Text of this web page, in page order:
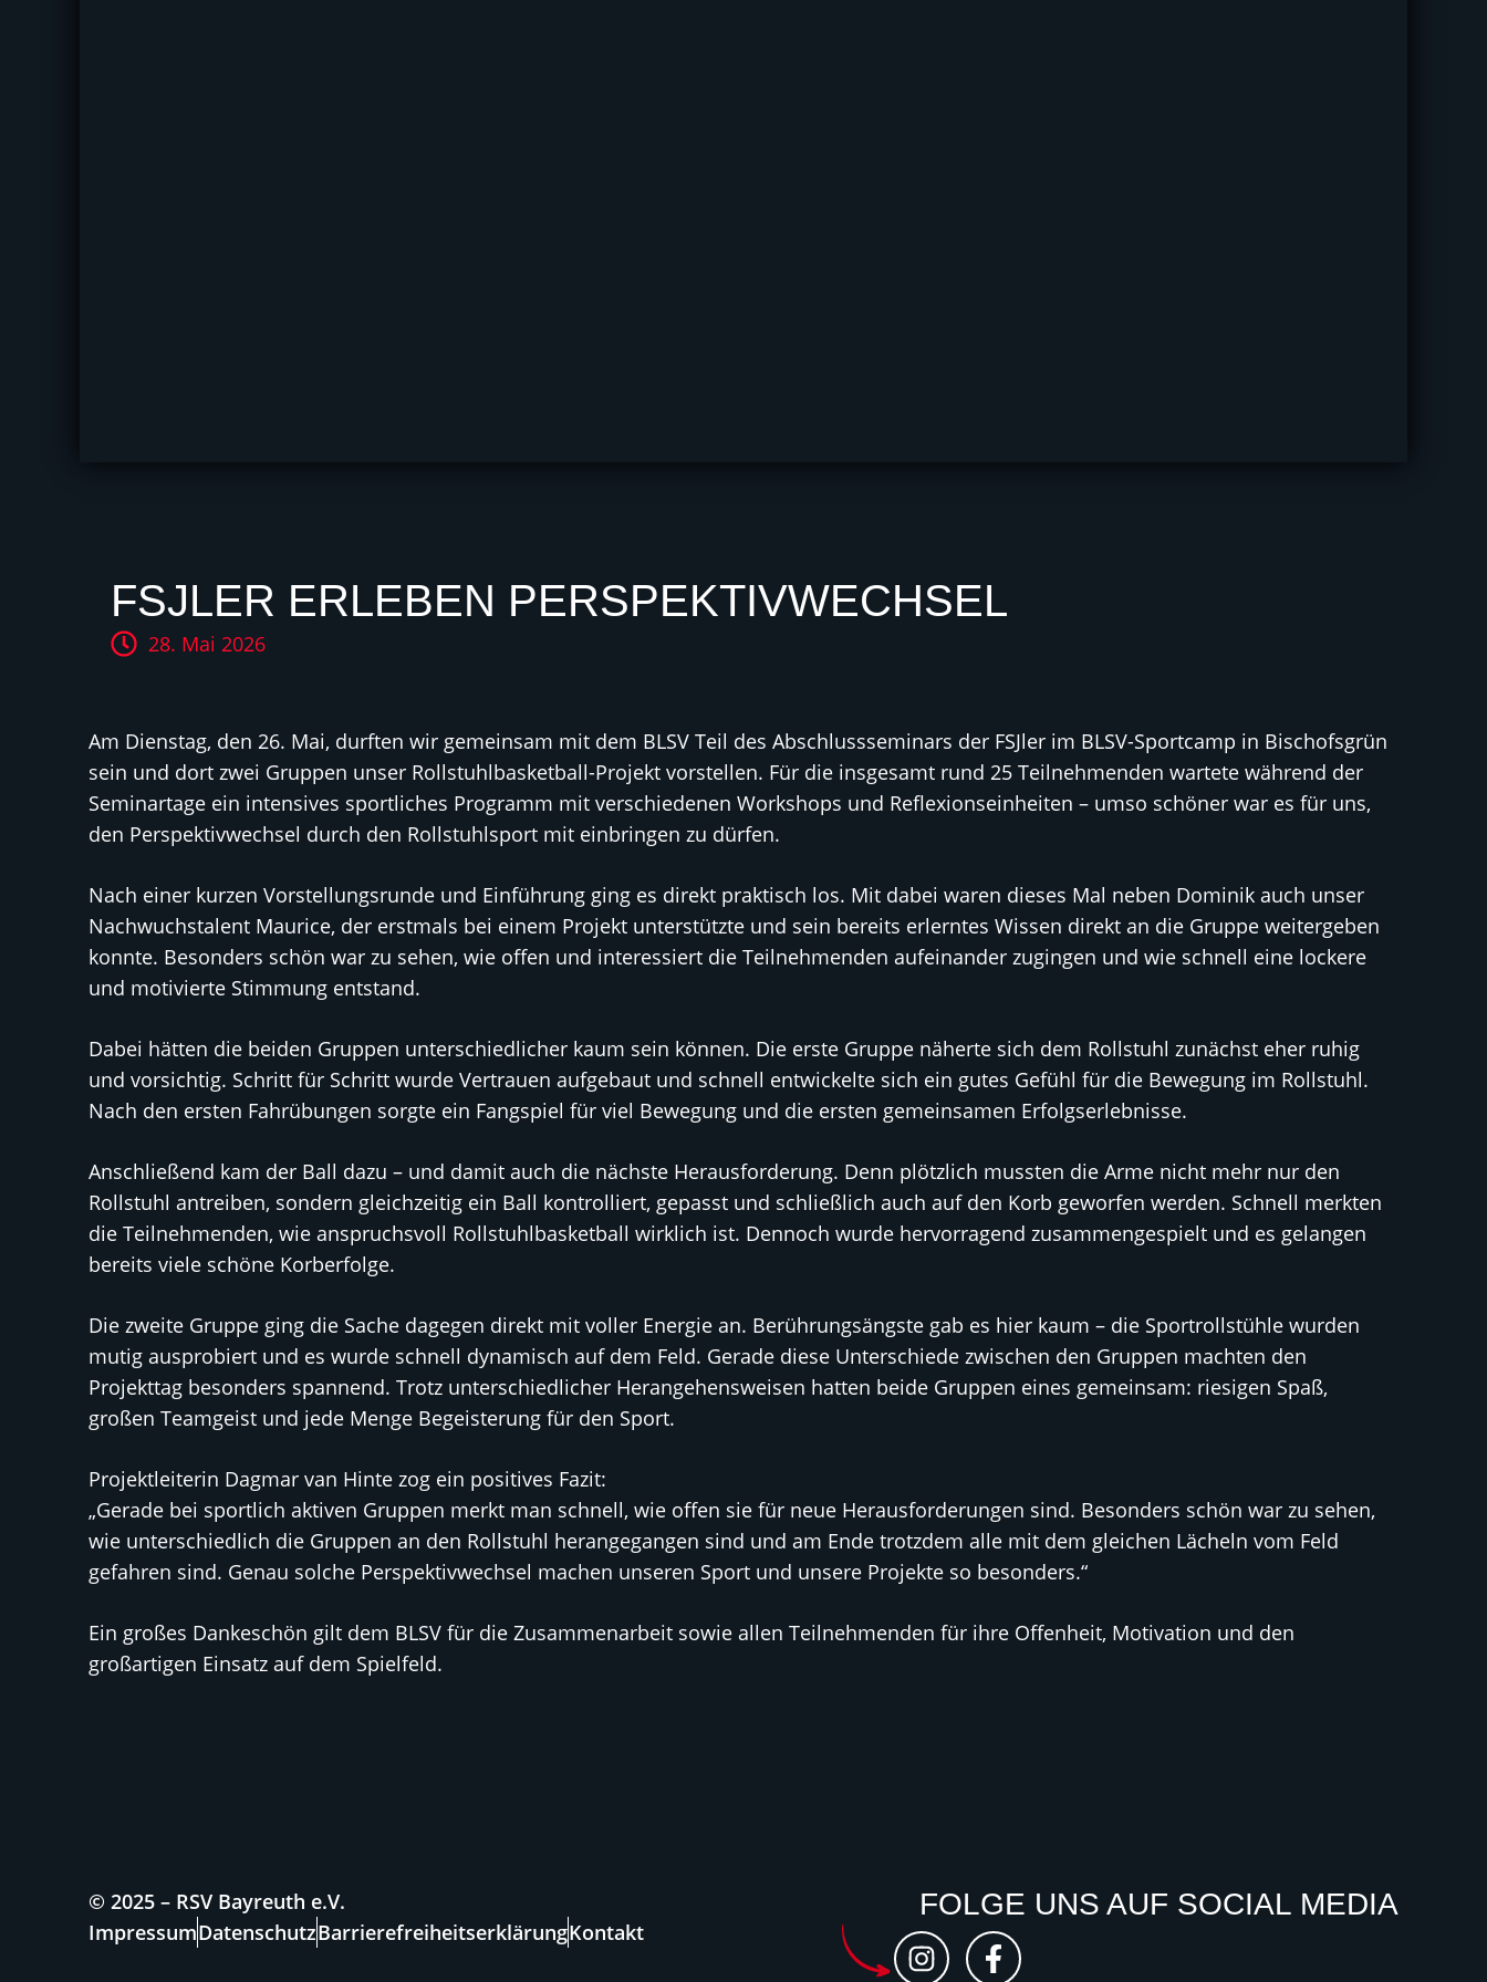
FSJLER ERLEBEN PERSPEKTIVWECHSEL
28. Mai 2026
Am Dienstag, den 26. Mai, durften wir gemeinsam mit dem BLSV Teil des Abschlussseminars der FSJler im BLSV-Sportcamp in Bischofsgrün
sein und dort zwei Gruppen unser Rollstuhlbasketball-Projekt vorstellen. Für die insgesamt rund 25 Teilnehmenden wartete während der
Seminartage ein intensives sportliches Programm mit verschiedenen Workshops und Reflexionseinheiten – umso schöner war es für uns,
den Perspektivwechsel durch den Rollstuhlsport mit einbringen zu dürfen.
Nach einer kurzen Vorstellungsrunde und Einführung ging es direkt praktisch los. Mit dabei waren dieses Mal neben Dominik auch unser
Nachwuchstalent Maurice, der erstmals bei einem Projekt unterstützte und sein bereits erlerntes Wissen direkt an die Gruppe weitergeben
konnte. Besonders schön war zu sehen, wie offen und interessiert die Teilnehmenden aufeinander zugingen und wie schnell eine lockere
und motivierte Stimmung entstand.
Dabei hätten die beiden Gruppen unterschiedlicher kaum sein können. Die erste Gruppe näherte sich dem Rollstuhl zunächst eher ruhig
und vorsichtig. Schritt für Schritt wurde Vertrauen aufgebaut und schnell entwickelte sich ein gutes Gefühl für die Bewegung im Rollstuhl.
Nach den ersten Fahrübungen sorgte ein Fangspiel für viel Bewegung und die ersten gemeinsamen Erfolgserlebnisse.
Anschließend kam der Ball dazu – und damit auch die nächste Herausforderung. Denn plötzlich mussten die Arme nicht mehr nur den
Rollstuhl antreiben, sondern gleichzeitig ein Ball kontrolliert, gepasst und schließlich auch auf den Korb geworfen werden. Schnell merkten
die Teilnehmenden, wie anspruchsvoll Rollstuhlbasketball wirklich ist. Dennoch wurde hervorragend zusammengespielt und es gelangen
bereits viele schöne Korberfolge.
Die zweite Gruppe ging die Sache dagegen direkt mit voller Energie an. Berührungsängste gab es hier kaum – die Sportrollstühle wurden
mutig ausprobiert und es wurde schnell dynamisch auf dem Feld. Gerade diese Unterschiede zwischen den Gruppen machten den
Projekttag besonders spannend. Trotz unterschiedlicher Herangehensweisen hatten beide Gruppen eines gemeinsam: riesigen Spaß,
großen Teamgeist und jede Menge Begeisterung für den Sport.
Projektleiterin Dagmar van Hinte zog ein positives Fazit:
„Gerade bei sportlich aktiven Gruppen merkt man schnell, wie offen sie für neue Herausforderungen sind. Besonders schön war zu sehen,
wie unterschiedlich die Gruppen an den Rollstuhl herangegangen sind und am Ende trotzdem alle mit dem gleichen Lächeln vom Feld
gefahren sind. Genau solche Perspektivwechsel machen unseren Sport und unsere Projekte so besonders.“
Ein großes Dankeschön gilt dem BLSV für die Zusammenarbeit sowie allen Teilnehmenden für ihre Offenheit, Motivation und den
großartigen Einsatz auf dem Spielfeld.
© 2025 – RSV Bayreuth e.V.
ImpressumDatenschutzBarrierefreiheitserklärungKontakt
FOLGE UNS AUF SOCIAL MEDIA
I
n
F
a